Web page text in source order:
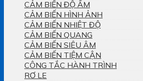
CẢM BIẾN ĐỘ ẨM
CẢM BIẾN HÌNH ẢNH
CẢM BIẾN NHIỆT ĐỘ
CẢM BIẾN QUANG
CẢM BIẾN SIÊU ÂM
CẢM BIẾN TIỆM CẬN
CÔNG TẮC HÀNH TRÌNH
RƠ LE